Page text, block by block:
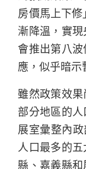
房價馬上下
漸降溫，實
會推出第八
應，似乎暗示
雖然政策效果
部分地區的
展室彙整內
人口最多的
縣、嘉義縣